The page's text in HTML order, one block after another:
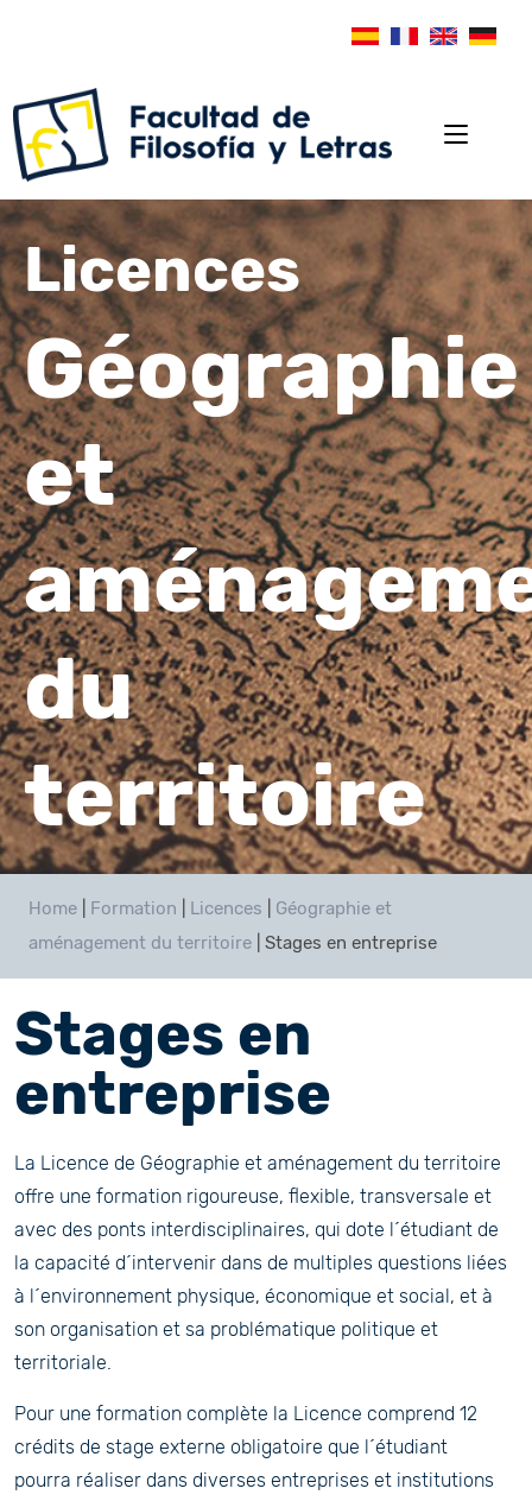
Licences
Géographie
et
du
territoire
Home Formation Licences
Géographie et
aménagement du territoire
Stages en entreprise
Stages en
entreprise
La Licence de Géographie et aménagement du territoire
offre une formation rigoureuse, flexible, transversale et
avec des ponts interdisciplinaires, qui dote l´étudiant de
la capacité d´intervenir dans de multiples questions liées
à l´environnement physique, économique et social, et à
son organisation et sa problématique politique et
territoriale.
Pour une formation complète la Licence comprend 12
crédits de stage externe obligatoire que l´étudiant
pourra réaliser dans diverses entreprises et institutions